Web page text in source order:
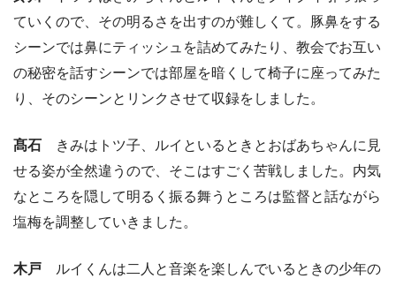
ていくので、その明るさを出すのが難しくて。豚鼻をする
シーンでは鼻にティッシュを詰めてみたり、教会でお互い
の秘密を話すシーンでは部屋を暗くして椅子に座ってみた
り、そのシーンとリンクさせて収録をしました。
髙石
きみはトツ子、ルイといるときとおばあちゃんに見
せる姿が全然違うので、そこはすごく苦戦しました。内気
なところを隠して明るく振る舞うところは監督と話ながら
塩梅を調整していきました。
木戸
ルイくんは二人と音楽を楽しんでいるときの少年の